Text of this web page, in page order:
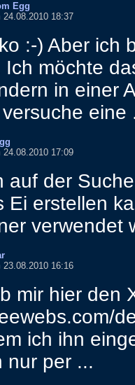
Egg
18:37
:-) Aber ich
Ich möchte
in einer
versuche eine
17:09
auf der Suche
Ei erstellen
verwendet
16:16
mir hier den
.com/
ich ihn
nur per...